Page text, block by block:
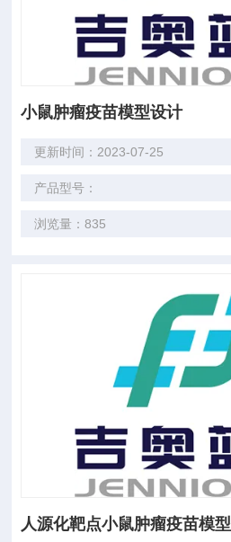
小鼠肿瘤疫苗模型设计
更新时间：2023-07-25
产品型号：
浏览量：835
人源化靶点小鼠肿瘤疫苗模